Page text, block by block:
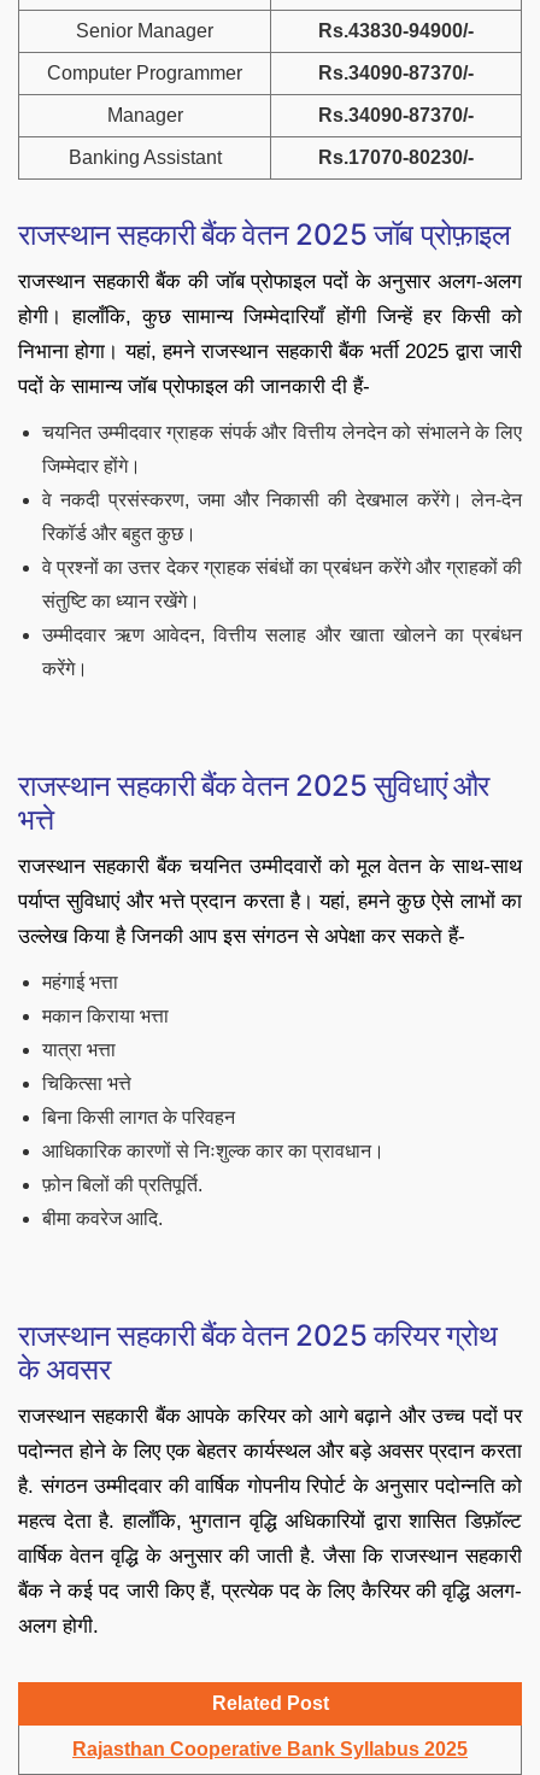
Senior Manager Rs.43830-94900/-
Computer Programmer Rs.34090-87370/-
Manager Rs.34090-87370/-
Banking Assistant Rs.17070-80230/-
राजस्थान सहकारी बैंक वेतन 2025 जॉब प्रोफ़ाइल
राजस्थान सहकारी बैंक की जॉब प्रोफाइल पदों के अनुसार अलग-अलग
होगी। हालाँकि, कुछ सामान्य जिम्मेदारियाँ होंगी जिन्हें हर किसी को
निभाना होगा। यहां, हमने राजस्थान सहकारी बैंक भर्ती 2025 द्वारा जारी
पदों के सामान्य जॉब प्रोफाइल की जानकारी दी हैं-
चयनित उम्मीदवार ग्राहक संपर्क और वित्तीय लेनदेन को संभालने के लिए
जिम्मेदार होंगे।
वे नकदी प्रसंस्करण, जमा और निकासी की देखभाल करेंगे। लेन-देन
रिकॉर्ड और बहुत कुछ।
वे प्रश्नों का उत्तर देकर ग्राहक संबंधों का प्रबंधन करेंगे और ग्राहकों की
संतुष्टि का ध्यान रखेंगे।
उम्मीदवार ऋण आवेदन, वित्तीय सलाह और खाता खोलने का प्रबंधन
करेंगे।
राजस्थान सहकारी बैंक वेतन 2025 सुविधाएं और
भत्ते
राजस्थान सहकारी बैंक चयनित उम्मीदवारों को मूल वेतन के साथ-साथ
पर्याप्त सुविधाएं और भत्ते प्रदान करता है। यहां, हमने कुछ ऐसे लाभों का
उल्लेख किया है जिनकी आप इस संगठन से अपेक्षा कर सकते हैं-
महंगाई भत्ता
मकान किराया भत्ता
यात्रा भत्ता
चिकित्सा भत्ते
बिना किसी लागत के परिवहन
आधिकारिक कारणों से निःशुल्क कार का प्रावधान।
फ़ोन बिलों की प्रतिपूर्ति.
बीमा कवरेज आदि.
राजस्थान सहकारी बैंक वेतन 2025 करियर ग्रोथ
के अवसर
राजस्थान सहकारी बैंक आपके करियर को आगे बढ़ाने और उच्च पदों पर
पदोन्नत होने के लिए एक बेहतर कार्यस्थल और बड़े अवसर प्रदान करता
है. संगठन उम्मीदवार की वार्षिक गोपनीय रिपोर्ट के अनुसार पदोन्नति को
महत्व देता है. हालाँकि, भुगतान वृद्धि अधिकारियों द्वारा शासित डिफ़ॉल्ट
वार्षिक वेतन वृद्धि के अनुसार की जाती है. जैसा कि राजस्थान सहकारी
बैंक ने कई पद जारी किए हैं, प्रत्येक पद के लिए कैरियर की वृद्धि अलग-
अलग होगी.
Related Post
Rajasthan Cooperative Bank Syllabus 2025